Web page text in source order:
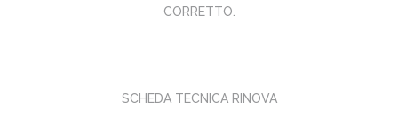
CORRETTO.
SCHEDA TECNICA RINOVA